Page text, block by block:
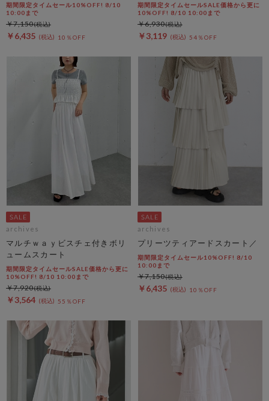
期間限定タイムセール10%OFF! 8/10
10:00まで
￥6,435 10％OFF
￥7,150
期間限定タイムセールSALE価格から更に
10%OFF! 8/10 10:00まで
￥3,119 54％OFF
￥6,930
archives
マルチｗａｙビスチェ付きボリ
ュームスカート
期間限定タイムセールSALE価格から更に
10%OFF! 8/10 10:00まで
￥3,564 55％OFF
￥7,920
archives
プリーツティアードスカート／
期間限定タイムセール10%OFF! 8/10
10:00まで
￥6,435 10％OFF
￥7,150